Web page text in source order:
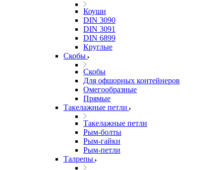
Коуши
DIN 3090
DIN 3091
DIN 6899
Круглые
Скобы
Скобы
Для офшорных контейнеров
Омегообразные
Прямые
Такелажные петли
Такелажные петли
Рым-болты
Рым-гайки
Рым-петли
Талрепы